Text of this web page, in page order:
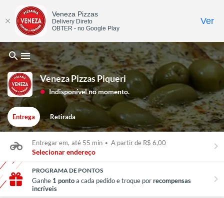
searchmenu
Veneza Pizzas Piqueri
lens Indisponível no momento.
Entrega Retirada
Entregar em, até 55 min • A partir de R$ 6,00
Selecionar endereço keyboard_arrow_right
PROGRAMA DE PONTOS
Ganhe 1 pontoa cada pedido e troque porrecompensas
incríveis
chevron_right
Veneza Pizzas
Delivery Direto
OBTER - no Google Play
Ver